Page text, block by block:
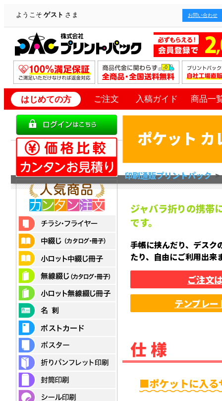
ようこそゲスト さま お問い合わせ
はじめての方 ご注文 入稿ガイド 商品一
ポケット カ
印刷通販プリントパック
ジャバラ折りの携帯
です。
手帳に挟んだり、デスク
たり、自由にご利用出来
ご注文
テンプレ
仕様
ポケットに入